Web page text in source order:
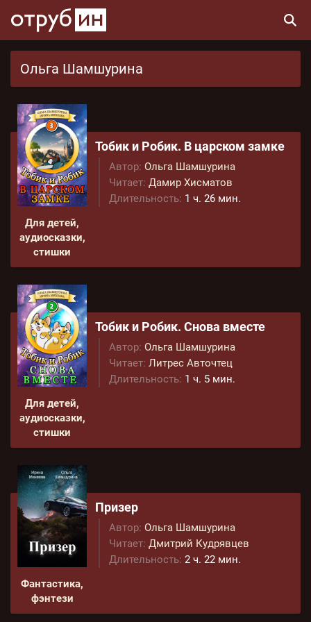
Ольга Шамшурина
Для детей,
аудиосказки,
стишки
Тобик и Робик. В царском замке
Автор: Ольга Шамшурина
Читает: Дамир Хисматов
Длительность: 1 ч. 26 мин.
Для детей,
аудиосказки,
стишки
Тобик и Робик. Снова вместе
Автор: Ольга Шамшурина
Читает: Литрес Авточтец
Длительность: 1 ч. 5 мин.
Фантастика,
фэнтези
Призер
Автор: Ольга Шамшурина
Читает: Дмитрий Кудрявцев
Длительность: 2 ч. 22 мин.